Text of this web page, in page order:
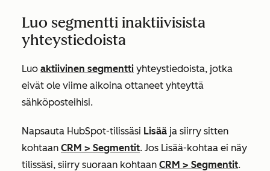
Luo segmentti inaktiivisista
yhteystiedoista
Luo aktiivinen segmentti yhteystiedoista, jotka
eivät ole viime aikoina ottaneet yhteyttä
sähköposteihisi.
Napsauta HubSpot-tilissäsi Lisää ja siirry sitten
kohtaan CRM > Segmentit. Jos Lisää-kohtaa ei näy
tilissäsi, siirry suoraan kohtaan CRM > Segmentit.